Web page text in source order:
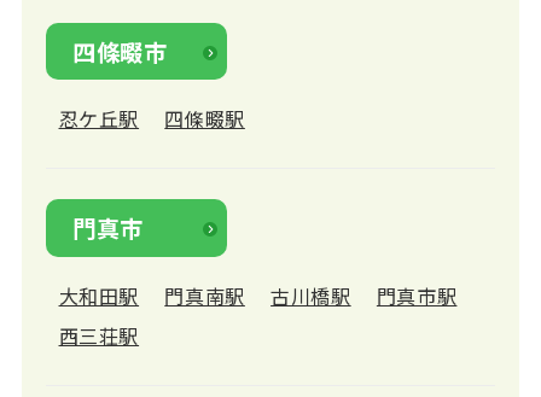
四條畷市
忍ケ丘駅 四條畷駅
門真市
大和田駅 門真南駅 古川橋駅
門真市駅
西三荘駅